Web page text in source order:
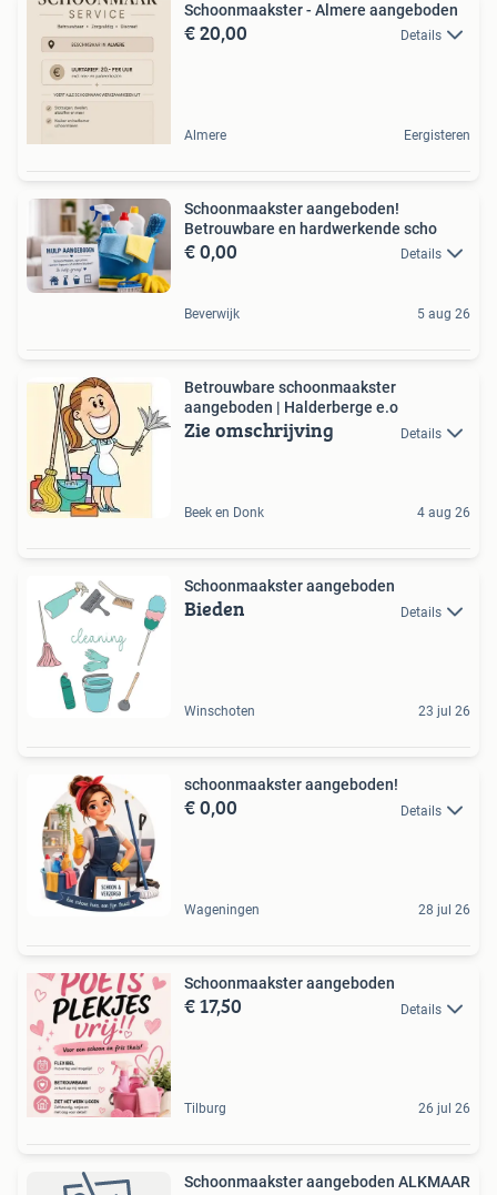
Schoonmaakster - Almere aangeboden
€ 20,00 Details
Almere Eergisteren
Schoonmaakster aangeboden!
Betrouwbare en hardwerkende scho
€ 0,00 Details
Beverwijk 5 aug 26
Betrouwbare schoonmaakster
aangeboden | Halderberge e.o
Zie omschrijving Details
Beek en Donk 4 aug 26
Schoonmaakster aangeboden
Bieden Details
Winschoten 23 jul 26
schoonmaakster aangeboden!
€ 0,00 Details
Wageningen 28 jul 26
Schoonmaakster aangeboden
€ 17,50 Details
Tilburg 26 jul 26
Schoonmaakster aangeboden ALKMAAR